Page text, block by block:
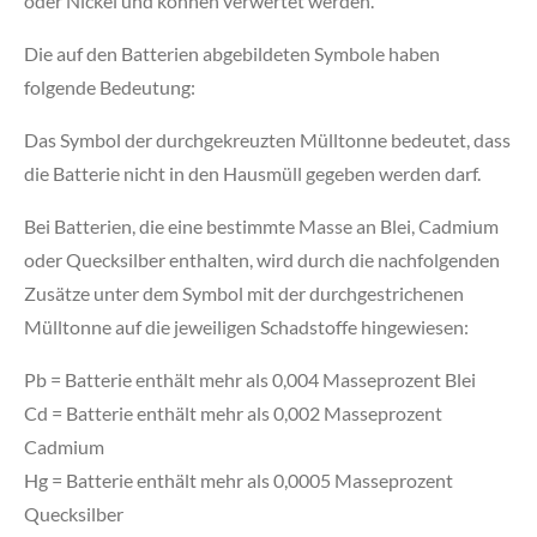
Die auf den Batterien abgebildeten Symbole haben
folgende Bedeutung:
Das Symbol der durchgekreuzten Mülltonne bedeutet, dass
die Batterie nicht in den Hausmüll gegeben werden darf.
Bei Batterien, die eine bestimmte Masse an Blei, Cadmium
oder Quecksilber enthalten, wird durch die nachfolgenden
Zusätze unter dem Symbol mit der durchgestrichenen
Mülltonne auf die jeweiligen Schadstoffe hingewiesen:
Pb = Batterie enthält mehr als 0,004 Masseprozent Blei
Cd = Batterie enthält mehr als 0,002 Masseprozent
Cadmium
Hg = Batterie enthält mehr als 0,0005 Masseprozent
Quecksilber